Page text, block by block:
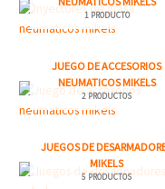
1 PRODUCTO
JUEGO DE ACCESORIOS
NEUMATICOS MIKELS
2 PRODUCTOS
JUEGOS DE
MIKELS
5 PRODUCTOS